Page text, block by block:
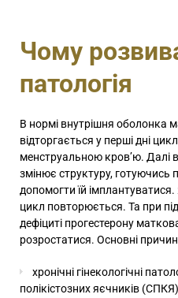
Чому
патологія
В нормі внутрішня оболонка
відторгається у перші дні
менструальною кров’ю. Далі
змінює структуру, готуючись
допомогти їй
цикл повторюється. Та при
дефіциті прогестерону
розростатися. Основні
хронічні гінекологічні
полікістозних яєчників